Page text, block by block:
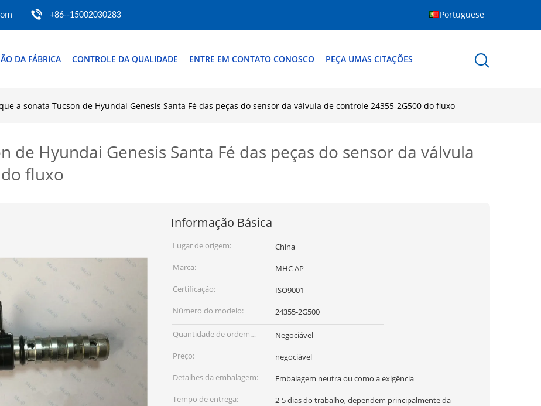
+86--15002030283 Portuguese
DA FÁBRICA CONTROLE DA QUALIDADE ENTRE EM CONTATO CONOSCO PEÇA UMAS CITAÇÕES
a sonata Tucson de Hyundai Genesis Santa Fé das peças do sensor da válvula de controle 24355-2G500 do fluxo
de Hyundai Genesis Santa Fé das peças do sensor da válvula
fluxo
Informação Básica
Lugar de origem:
China
Marca:
MHC AP
Certificação:
ISO9001
Número do modelo:
24355-2G500
Quantidade de ordem
mínima:
Negociável
Preço:
negociável
Detalhes da embalagem:
Embalagem neutra ou como a exigência
Tempo de entrega:
2-5 dias do trabalho, dependem principalmente da